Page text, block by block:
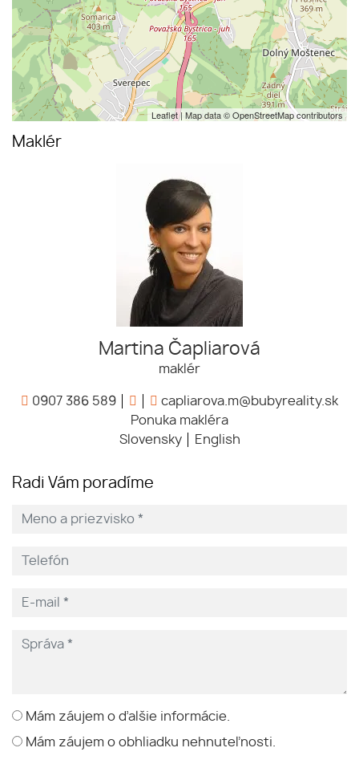
Leaflet| Map data ©OpenStreetMapcontributors
Maklér
Martina Čapliarová
maklér
0907 386 589
capliarova.m@bubyreality.sk
Ponuka makléra
Slovensky
English
Radi Vám poradíme
Mám záujem o ďalšie informácie.
Mám záujem o obhliadku nehnuteľnosti.